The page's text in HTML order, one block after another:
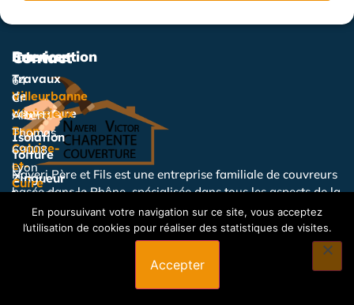
Naveri Père et Fils est une entreprise familiale de couvreurs
basée dans le Rhône, spécialisée dans tous les aspects de la
couverture et de la zinguerie.
Services
Travaux
de
couverture
Isolation
Toiture
Zingueur
Toiture
Intervention
Villeurbanne
Vénissieux
Bron
Caluire-
et-
Cuire
Velin
Contact
64
Cr
Albert
Thomas,
69008
Lyon
0478465699
Du
lundi
En poursuivant votre navigation sur ce site, vous acceptez
l’utilisation de cookies pour réaliser des statistiques de visites.
Accepter